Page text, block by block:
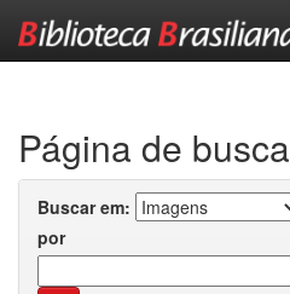
Página de busca
Buscar em:
por